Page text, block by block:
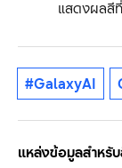
แสดงผลสี
#GalaxyAI
แหล่งข้อมูลสำหรั